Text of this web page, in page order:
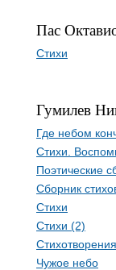
Пас
Стихи
Гумилев
Где небом
Стихи.
Поэтические
Сборник
Стихи
Стихи (2)
Стихотворения
Чужое небо